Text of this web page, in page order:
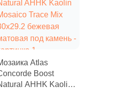
Atlas
Boost
AHHK Kaolin